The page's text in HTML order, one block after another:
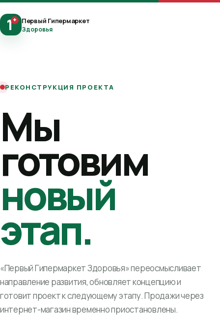
1+ Первый Гипермаркет
Здоровья
РЕКОНСТРУКЦИЯ ПРОЕКТА
Мы
готовим
новый
этап.
«Первый Гипермаркет Здоровья» переосмысливает
направление развития, обновляет концепцию и
готовит проект к следующему этапу. Продажи через
интернет-магазин временно приостановлены.